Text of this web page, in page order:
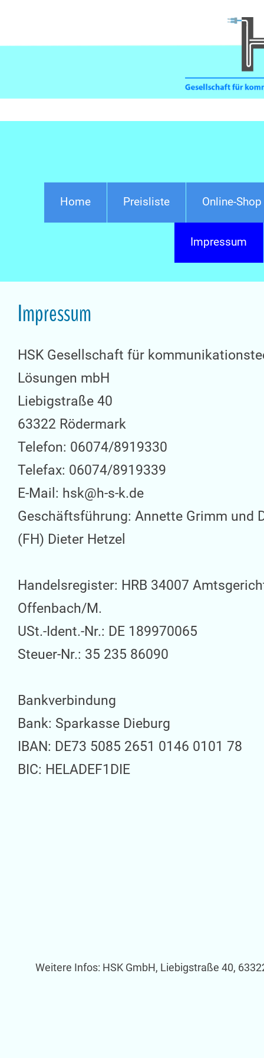
Home Preisliste Online-Shop
Impressum
Impressum
HSK Gesellschaft für
Lösungen mbH
Liebigstraße 40
63322 Rödermark
Telefon: 06074/8919330
Telefax: 06074/8919339
E-Mail: hsk@h-s-k.de
Geschäftsführung: Annette Grimm und
(FH) Dieter Hetzel
Handelsregister: HRB 34007
Offenbach/M.
USt.-Ident.-Nr.: DE 189970065
Steuer-Nr.: 35 235 86090
Bankverbindung
Bank: Sparkasse Dieburg
IBAN: DE73 5085 2651 0146 0101 78
BIC: HELADEF1DIE
Weitere Infos: HSK GmbH, Liebigstraße 40,